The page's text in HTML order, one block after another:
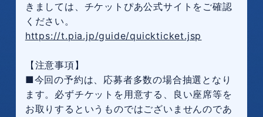
きましては、チケットぴあ公式サイトをご確認
ください。
https://t.pia.jp/guide/quickticket.jsp
【注意事項】
■今回の予約は、応募者多数の場合抽選となり
ます。必ずチケットを用意する、良い座席等を
お取りするというものではございませんのであ